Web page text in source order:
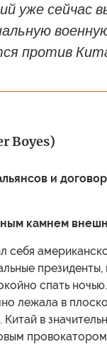
уже сейчас
против
Boyes)
и
камнем
себя
спать
лежала в
в